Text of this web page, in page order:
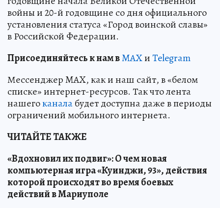
войны и 20-й годовщине со дня официального
установления статуса «Город воинской славы»
в Российской Федерации.
Присоединяйтесь к нам вMAXиTelegram
Мессенджер MAX, как и наш сайт, в «белом
списке» интернет-ресурсов. Так что лента
нашегоканалабудет доступна даже в периоды
ограничений мобильного интернета.
ЧИТАЙТЕ ТАКЖЕ
«Вдохновил их подвиг»: О чем новая
компьютерная игра «Куинджи, 93», действия
которой происходят во время боевых
действий в Мариуполе